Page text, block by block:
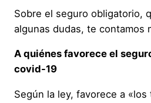
Sobre el seguro obligatorio,
algunas dudas, te contamos
A quiénes favorece el
covid-19
Según la ley, favorece a «los